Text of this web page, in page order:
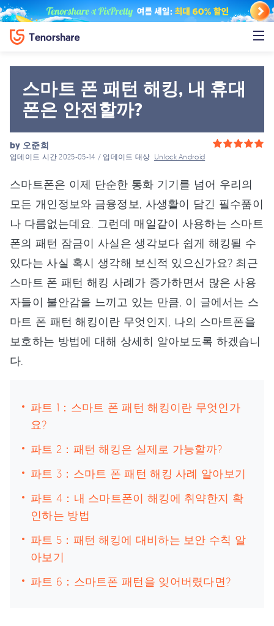
스마트 폰 패턴 해킹, 내 휴대
폰은 안전할까?
by 오준희
업데이트 시간 2025-05-14 / 업데이트 대상 Unlock Android
스마트폰은 이제 단순한 통화 기기를 넘어 우리의
모든 개인정보와 금융정보, 사생활이 담긴 필수품이
나 다름없는데요. 그런데 매일같이 사용하는 스마트
폰의 패턴 잠금이 사실은 생각보다 쉽게 해킹될 수
있다는 사실 혹시 생각해 보신적 있으신가요? 최근
스마트 폰 패턴 해킹 사례가 증가하면서 많은 사용
자들이 불안감을 느끼고 있는 만큼, 이 글에서는 스
마트 폰 패턴 해킹이란 무엇인지, 나의 스마트폰을
보호하는 방법에 대해 상세히 알아보도록 하겠습니
다.
파트 1：스마트 폰 패턴 해킹이란 무엇인가
요?
파트 2：패턴 해킹은 실제로 가능할까?
파트 3：스마트 폰 패턴 해킹 사례 알아보기
파트 4：내 스마트폰이 해킹에 취약한지 확
인하는 방법
파트 5：패턴 해킹에 대비하는 보안 수칙 알
아보기
파트 6：스마트폰 패턴을 잊어버렸다면?